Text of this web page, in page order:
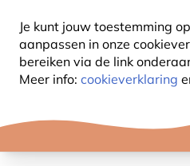
Je kunt jouw toestemming
aanpassen in onze
bereiken via de link
Meer info: cookieverklaring